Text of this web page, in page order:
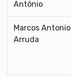
Antônio
Marcos Antonio
Arruda